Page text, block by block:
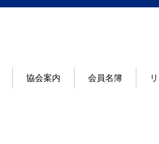
協会案内 会員名簿